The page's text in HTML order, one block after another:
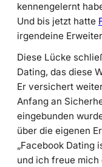
kennengelernt
Und bis jetzt hatte
irgendeine
Diese Lücke
Dating, das diese
Er versichert
Anfang an
eingebunden
über die eigenen
„Facebook Dating
und ich freue mich